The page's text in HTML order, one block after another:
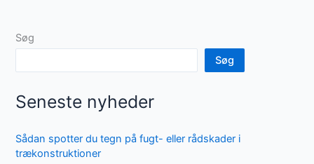
Søg
Søg
Seneste nyheder
Sådan spotter du tegn på fugt- eller rådskader i
trækonstruktioner